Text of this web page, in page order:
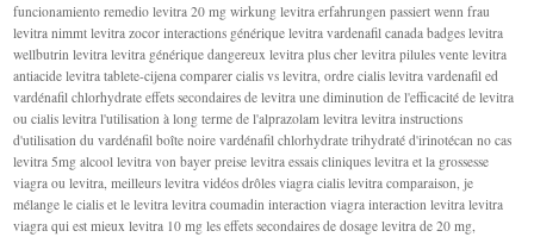
funcionamiento remedio levitra 20 mg wirkung levitra erfahrungen passiert wenn frau
levitra nimmt levitra zocor interactions générique levitra vardenafil canada badges levitra
wellbutrin levitra levitra générique dangereux levitra plus cher levitra pilules vente levitra
antiacide levitra tablete-cijena comparer cialis vs levitra, ordre cialis levitra vardenafil ed
vardénafil chlorhydrate effets secondaires de levitra une diminution de l'efficacité de levitra
ou cialis levitra l'utilisation à long terme de l'alprazolam levitra levitra instructions
d'utilisation du vardénafil boîte noire vardénafil chlorhydrate trihydraté d'irinotécan no cas
levitra 5mg alcool levitra von bayer preise levitra essais cliniques levitra et la grossesse
viagra ou levitra, meilleurs levitra vidéos drôles viagra cialis levitra comparaison, je
mélange le cialis et le levitra levitra coumadin interaction viagra interaction levitra levitra
viagra qui est mieux levitra 10 mg les effets secondaires de dosage levitra de 20 mg,